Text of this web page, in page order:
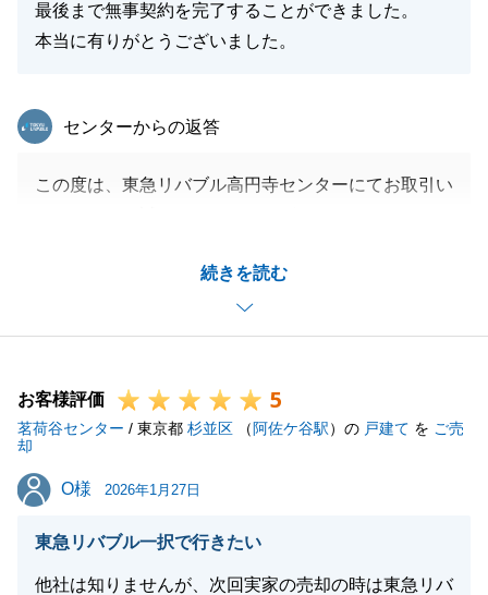
最後まで無事契約を完了することができました。
本当に有りがとうございました。
続きを読む
東急リバブル
センターからの返答
この度は、東急リバブル高円寺センターにてお取引い
Ｔ様がご売却の希望を詳細にお話ししていただいたか
らこそ、滞りなくお取引が完了できました。沢山のご
今後もご不明点等ございましたら、お気軽にお申し付
けください。
閉じる
お客様評価 5
茗荷谷センター / 東京都 杉並区 （ 阿佐ケ谷駅）の 戸建て を ご売
却
O様
O様 2026年1月27日
東急リバブル一択で行きたい
他社は知りませんが、次回実家の売却の時は東急リバ